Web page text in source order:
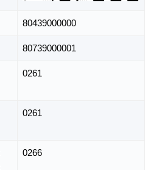
80439000000
80739000001
0261
0261
0266